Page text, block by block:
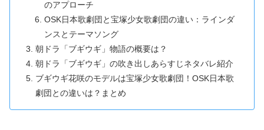
のアプローチ
OSK日本歌劇団と宝塚少女歌劇団の違い：ラインダ
ンスとテーマソング
朝ドラ「ブギウギ」物語の概要は？
朝ドラ「ブギウギ」の吹き出しあらすじネタバレ紹介
ブギウギ花咲のモデルは宝塚少女歌劇団！OSK日本歌
劇団との違いは？まとめ